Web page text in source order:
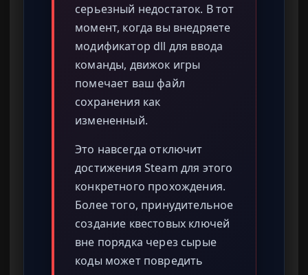
серьезный недостаток. В тот
момент, когда вы внедряете
модификатор dll для ввода
команды, движок игры
помечает ваш файл
сохранения как
измененный.
Это навсегда отключит
достижения Steam для этого
конкретного прохождения.
Более того, принудительное
создание квестовых ключей
вне порядка через сырые
коды может повредить